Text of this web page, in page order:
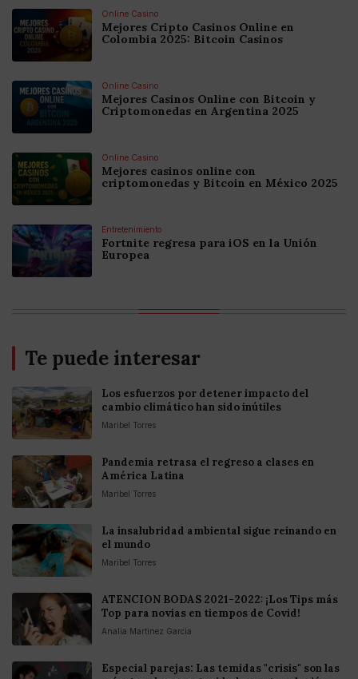
Online Casino
Mejores Cripto Casinos Online en
Colombia 2025: Bitcoin Casinos
Online Casino
Mejores Casinos Online con Bitcoin y
Criptomonedas en Argentina 2025
Online Casino
Mejores casinos online con
criptomonedas y Bitcoin en México 2025
Entretenimiento
Fortnite regresa para iOS en la Unión
Europea
Te puede interesar
Los esfuerzos por detener impacto del
cambio climático han sido inútiles
Maribel Torres
Pandemia retrasa el regreso a clases en
América Latina
Maribel Torres
La insalubridad ambiental sigue reinando en
el mundo
Maribel Torres
ATENCION BODAS 2021-2022: ¡Los Tips más
Top para novias en tiempos de Covid!
Analia Martinez Garcia
Especial parejas: Las temidas "crisis" son las